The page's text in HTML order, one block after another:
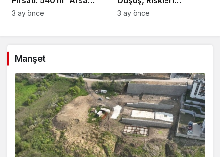
Satışı
3 ay önce
Artırıyor!
3 ay önce
Manşet